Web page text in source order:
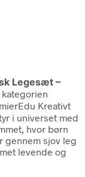
Legesæt –
Kreativt
i universet med
hvor børn
gennem sjov leg
levende og